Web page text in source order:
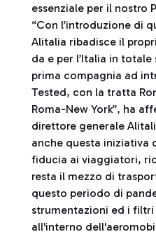
essenziale per il nostro
“Con l’introduzione di
Alitalia ribadisce il
da e per l’Italia in
prima compagnia ad
Tested, con la tratta
Roma-New York”, ha
direttore generale
anche questa iniziativa
fiducia ai viaggiatori,
resta il mezzo di
questo periodo di
strumentazioni ed i
all'interno